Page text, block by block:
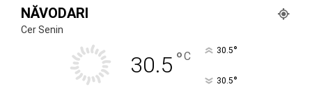
NĂVODARI
Cer Senin
30.5 °C 30.5°
30.5°